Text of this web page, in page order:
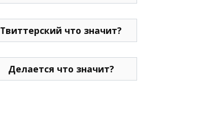
Твиттерский что значит?
Делается что значит?